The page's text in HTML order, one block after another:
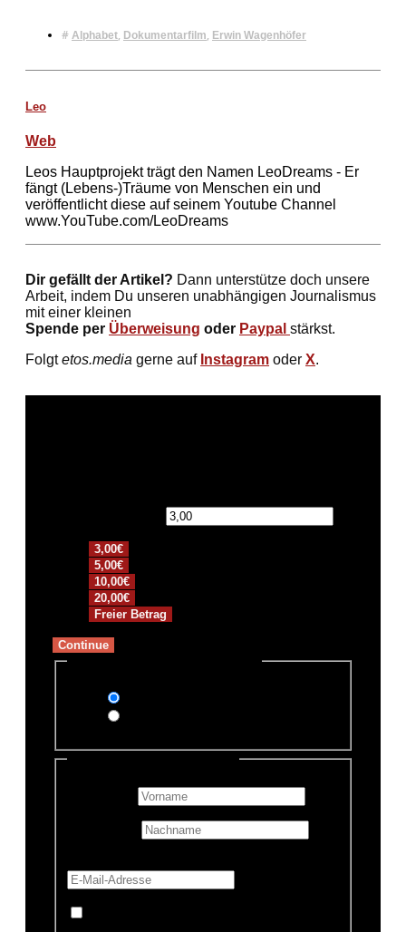
# Alphabet, Dokumentarfilm, Erwin Wagenhöfer
Leo
Web
Leos Hauptprojekt trägt den Namen LeoDreams - Er
fängt (Lebens-)Träume von Menschen ein und
veröffentlicht diese auf seinem Youtube Channel
www.YouTube.com/LeoDreams
Dir gefällt der Artikel? Dann unterstütze doch unsere
Arbeit, indem Du unseren unabhängigen Journalismus
mit einer kleinen
Spende per Überweisung oder Paypal stärkst.
Folgtetos.media gerne auf Instagram oder X.
3,00€
5,00€
10,00€
20,00€
Freier Betrag
Continue